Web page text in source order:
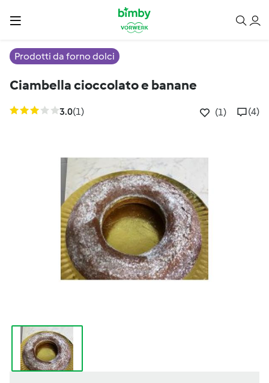
Prodotti da forno dolci
Ciambella cioccolato e banane
3.0(1) (1) (4)